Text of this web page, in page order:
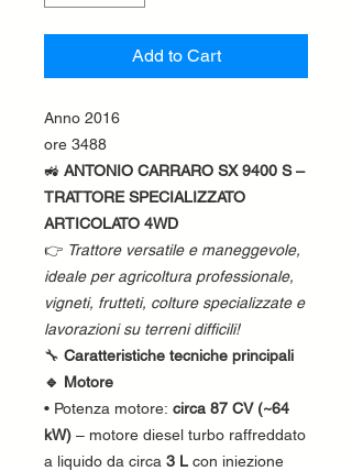
Add to Cart
Anno 2016
ore 3488
🚜 ANTONIO CARRARO SX 9400 S –
TRATTORE SPECIALIZZATO
ARTICOLATO 4WD
👉 Trattore versatile e maneggevole,
ideale per agricoltura professionale,
vigneti, frutteti, colture specializzate e
lavorazioni su terreni difficili!
🔧 Caratteristiche tecniche principali
🔹 Motore
• Potenza motore: circa 87 CV (~64
kW) – motore diesel turbo raffreddato
a liquido da circa 3 L con iniezione